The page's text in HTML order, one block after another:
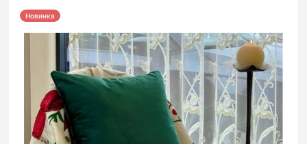
Новинка